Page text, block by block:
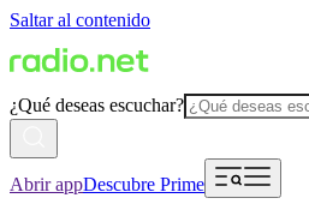
Saltar al contenido
¿Qué deseas escuchar?
Abrir appDescubre Prime